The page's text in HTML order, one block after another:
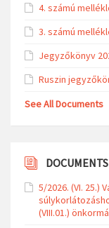
4. számú
3. számú
Jegyzőkönyv
Ruszin
See All Documents
DOCUMENTS
5/2026. (VI. 25.)
(VIII.01.)